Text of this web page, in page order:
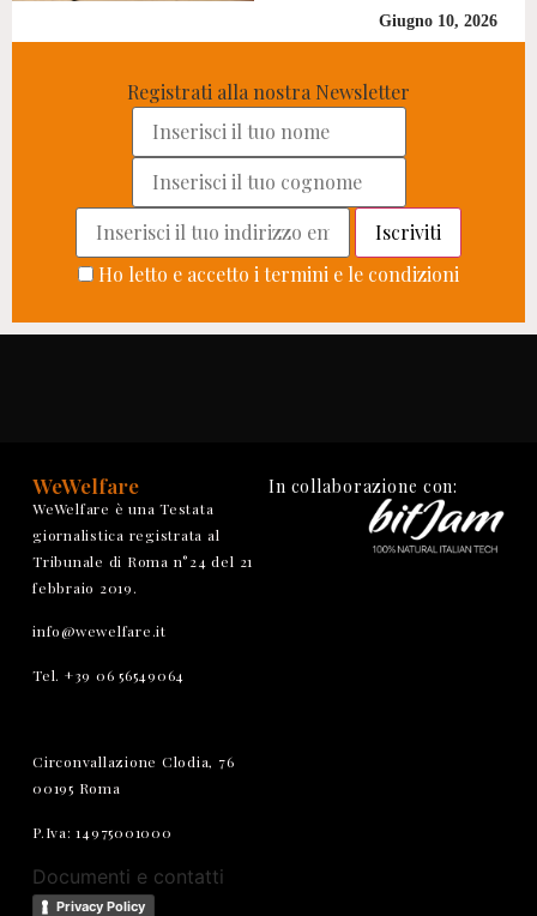
Giugno 10, 2026
Registrati alla nostra Newsletter
Ho letto e accetto i termini e le condizioni
WeWelfare
WeWelfare è una Testata
giornalistica registrata al
Tribunale di Roma n°24 del 21
febbraio 2019.
info@wewelfare.it
Tel. +39 06 56549064
Circonvallazione Clodia, 76
00195 Roma
P.Iva: 14975001000
Documenti e contatti
Privacy Policy
In collaborazione con: